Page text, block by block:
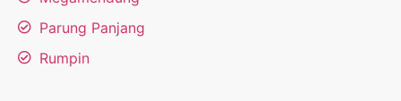
Parung Panjang
Rumpin